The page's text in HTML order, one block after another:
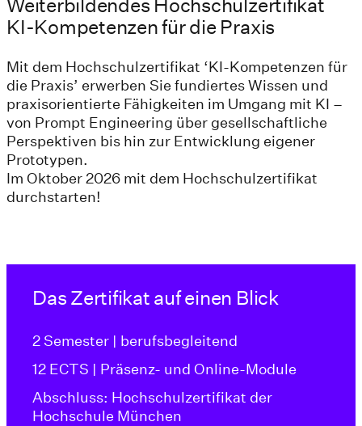
Weiterbildendes Hochschulzertifikat
KI-Kompetenzen für die Praxis
Mit dem Hochschulzertifikat ‘KI-Kompetenzen für
die Praxis’ erwerben Sie fundiertes Wissen und
praxisorientierte Fähigkeiten im Umgang mit KI –
von Prompt Engineering über gesellschaftliche
Perspektiven bis hin zur Entwicklung eigener
Prototypen.
Im Oktober 2026 mit dem Hochschulzertifikat
durchstarten!
Das Zertifikat auf einen Blick
2 Semester | berufsbegleitend
12 ECTS | Präsenz- und Online-Module
Abschluss: Hochschulzertifikat der
Hochschule München